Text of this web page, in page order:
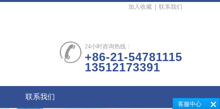
加入收藏 联系我们
24小时咨询热线：
+86-21-54781115
13512173391
联系我们
客服中心